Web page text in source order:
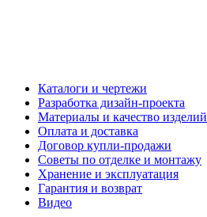
Каталоги и чертежи
Разработка дизайн-проекта
Материалы и качество изделий
Оплата и доставка
Договор купли-продажи
Советы по отделке и монтажу
Хранение и эксплуатация
Гарантия и возврат
Видео